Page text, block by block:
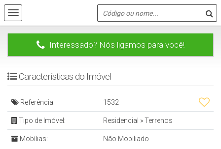
Interessado? Nós ligamos para você!
Características do Imóvel
Referência: 1532
Tipo de Imóvel: Residencial »Terrenos
Mobílias: Não Mobiliado